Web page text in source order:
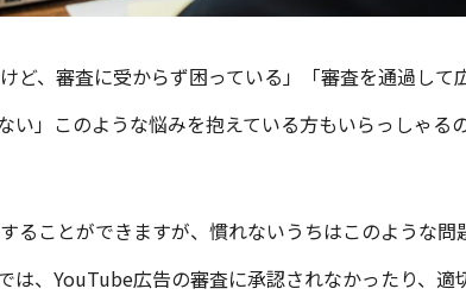
ど、審査に受からず困っている」「審査を通過して
い」このような悩みを抱えている方もいらっしゃる
ることができますが、慣れないうちはこのような問
は、YouTube広告の審査に承認されなかったり、適